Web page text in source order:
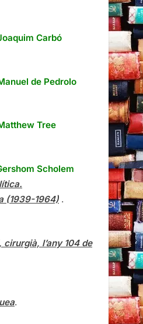
Carbó
de Pedrolo
Tree
Scholem
(1939-1964) .
cirurgià, l’any 104 de
.